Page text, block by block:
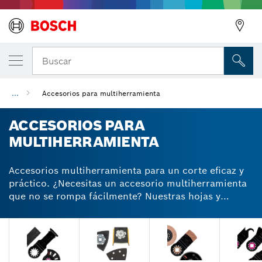
Buscar
... Accesorios para multiherramienta
ACCESORIOS PARA
MULTIHERRAMIENTA
Accesorios multiherramienta para un corte eficaz y
práctico. ¿Necesitas un accesorio multiherramienta
que no se rompa fácilmente? Nuestras hojas y
expertos pensando en la longevidad. Utilizamos la
Diamond Technology y carburo de tungsteno para
dar a nuestras hojas multiherramienta la resistencia